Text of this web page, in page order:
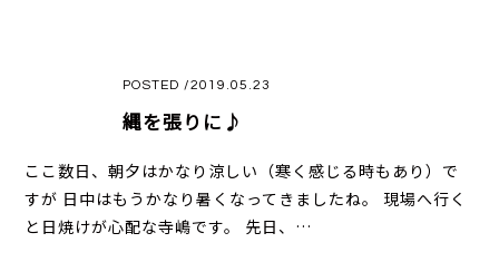
POSTED /2019.05.23
縄を張りに♪
ここ数日、朝夕はかなり涼しい（寒く感じる時もあり）で
すが 日中はもうかなり暑くなってきましたね。 現場へ行く
と日焼けが心配な寺嶋です。 先日、…